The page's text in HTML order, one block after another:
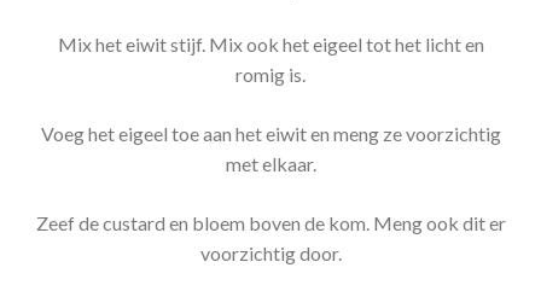
Mix het eiwit stijf. Mix ook het eigeel tot het licht en
romig is.
Voeg het eigeel toe aan het eiwit en meng ze voorzichtig
met elkaar.
Zeef de custard en bloem boven de kom. Meng ook dit er
voorzichtig door.